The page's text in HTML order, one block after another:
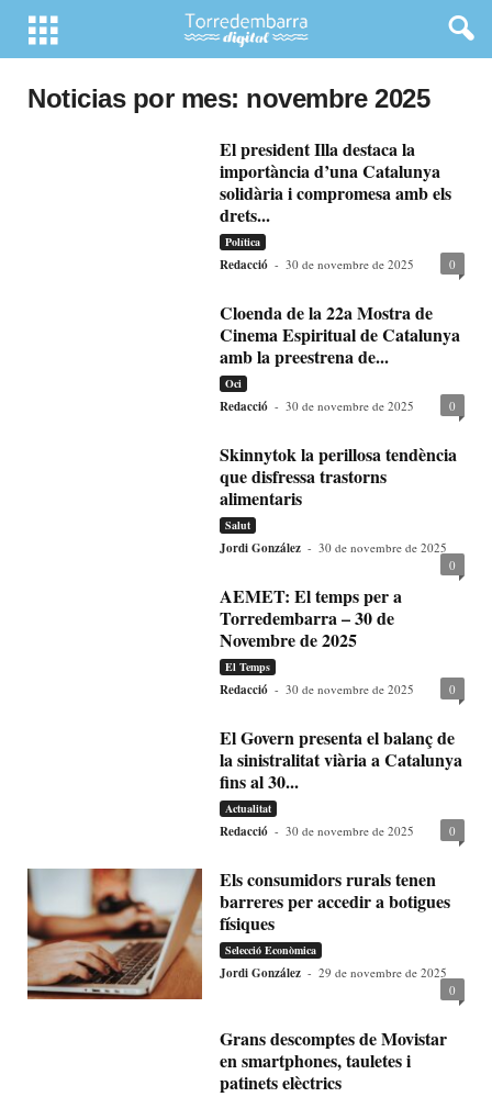
Noticias por mes: novembre 2025
El president Illa destaca la
importància d’una Catalunya
solidària i compromesa amb els
drets...
Política
Redacció - 30 de novembre de 2025 0
Cloenda de la 22a Mostra de
Cinema Espiritual de Catalunya
amb la preestrena de...
Oci
Redacció - 30 de novembre de 2025 0
Skinnytok la perillosa tendència
que disfressa trastorns
alimentaris
Salut
Jordi González - 30 de novembre de 2025
0
AEMET: El temps per a
Torredembarra – 30 de
Novembre de 2025
El Temps
Redacció - 30 de novembre de 2025 0
El Govern presenta el balanç de
la sinistralitat viària a Catalunya
fins al 30...
Actualitat
Redacció - 30 de novembre de 2025 0
Els consumidors rurals tenen
barreres per accedir a botigues
físiques
Selecció Econòmica
Jordi González - 29 de novembre de 2025
0
Grans descomptes de Movistar
en smartphones, tauletes i
patinets elèctrics